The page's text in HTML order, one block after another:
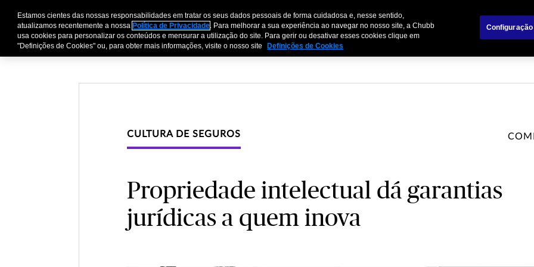
Pessoas e Família EmpresasParceiros de Negócios
CULTURA DE SEGUROS
Propriedade intelectual dá garantias
jurídicas a quem inova
Estamos cientes das nossas responsabilidades em tratar os seus dados pessoais de forma cuidadosa e, nesse sentido,
atualizamos recentemente a nossa Política de Privacidade. Para melhorar a sua experiência ao navegar no nosso site, a Chubb
usa cookies para personalizar os conteúdos e mensurar a utilização do site. Para gerir ou desativar esses cookies clique em
"Definições de Cookies" ou, para obter mais informações, visite o nosso site
Definições de Cookies